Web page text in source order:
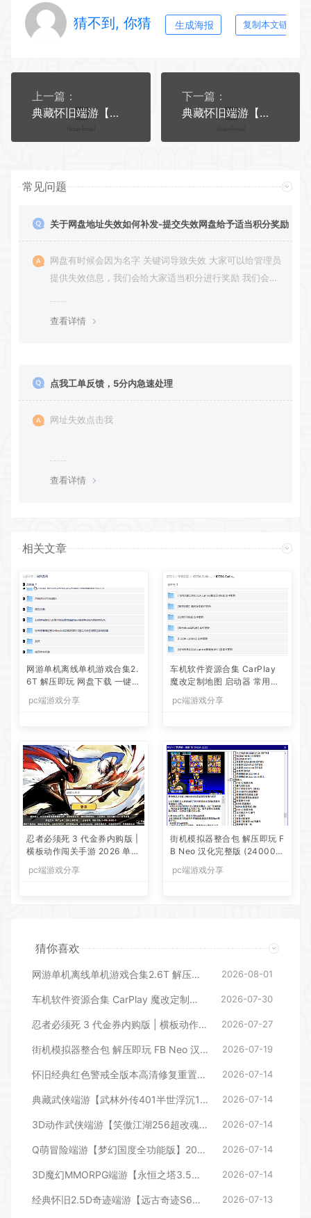
猜不到, 你猜 生成海报 复制本文链接
上一篇：
典藏怀旧端游【天龙八部之武神天龙】2025整理单机一键即玩镜像端+Linux本地学习手工端+GM工具【站长亲测】
下一篇：
典藏怀旧端游【天龙八部之深渊轮回超变版】2025整理单机一键即玩镜像端+Linux本地学习手工端+GM工具
常见问题
关于网盘地址失效如何补发-提交失效网盘给予适当积分奖励
网盘有时候会因为名字 关键词导致失效 大家可以给管理员
提供失效信息，我们会给大家适当积分进行奖励 我们会第
查看详情
点我工单反馈，5分内急速处理
网址失效点击我
查看详情
相关文章
网游单机离线单机游戏合集2.
6T 解压即玩 网盘下载 一键端
pc端游戏分享
车机软件资源合集 CarPlay
魔改定制地图 启动器 常用软
pc端游戏分享
忍者必须死 3 代金券内购版 |
横板动作闯关手游 2026 单机
一键镜像端 Linux 服务端带 C
DK 后台
pc端游戏分享
街机模拟器整合包 解压即玩 F
B Neo 汉化完整版 (24000
+游戏)支持手柄摇杆多人游戏
pc端游戏分享
猜你喜欢
网游单机离线单机游戏合集2.6T 解压即玩 网盘下载 一键端免安装免配置 2026-08-01
车机软件资源合集 CarPlay 魔改定制地图 启动器 常用软件工具合集等等 2026-07-30
忍者必须死 3 代金券内购版 | 横板动作闯关手游 2026 单机一键镜像端 Linux 服务端带 CDK 后台 2026-07-27
街机模拟器整合包 解压即玩 FB Neo 汉化完整版 (24000+游戏)支持手柄摇杆多人游戏 2026-07-19
怀旧经典红色警戒全版本高清修复重置版单机联机地图mod修改器全集合 2026-07-14
典藏武侠端游【武林外传401半世浮沉100级小天位版】2025最新整理单机一键即玩镜像端+Linux手工服务端+网页注册+GM工具+PC客户端+详细搭建教程【站长亲测】 2026-07-14
3D动作武侠端游【笑傲江湖256超改魂帝版】2025最新整理单机一键即玩镜像端+Linux手工服务端+网页注册+GM工具+GM命令+PC客户端+教程【站长亲测】 2026-07-14
Q萌冒险端游【梦幻国度全功能版】2025最新整理WIN系服务端+PC客户端+网页注册+GM工具+GM命令+教程【站长亲测】 2026-07-14
3D魔幻MMORPG端游【永恒之塔3.5精修版】2025最新整理Win一键服务端+GM指令+PC客户端+教程【站长亲测】 2026-07-14
经典怀旧2.5D奇迹端游【远古奇迹S6魔改版】2025整理Win一键即玩服务端+网页注册+GM工具+PC客户端+教程【站长亲测】 2026-07-13